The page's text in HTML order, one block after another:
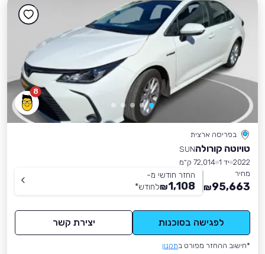
8
בפריסה ארצית
טויוטה קורולהSUN
2022 יד 1
72,014 ק״מ
מחיר
95,663
₪
החזר חודשי מ-
1,108
₪לחודש*
לפגישה בסוכנות יצירת קשר
*חישוב ההחזר מפורט בתקנון